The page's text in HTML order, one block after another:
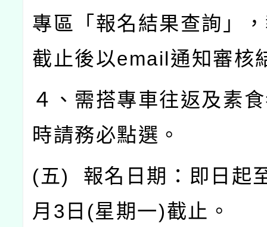
專區「報名結果查詢」
截止後以email通知審核
４、需搭專車往返及素
時請務必點選。
(五) 報名日期：即日起
月 3 日 (星期一)截止。